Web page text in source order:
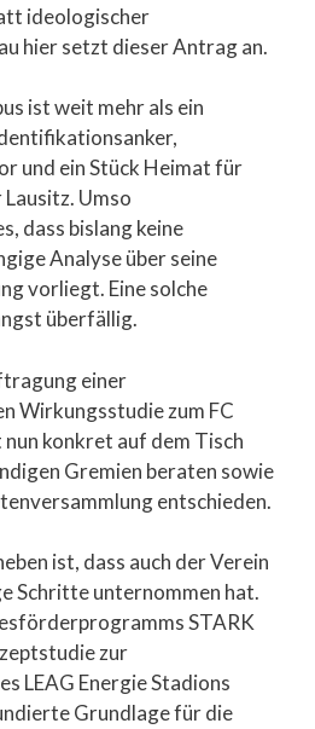
ideologischer
hier setzt dieser Antrag an.
ist weit mehr als ein
und ein Stück Heimat für
Umso
dass bislang keine
Analyse über seine
vorliegt. Eine solche
überfällig.
einer
Wirkungsstudie zum FC
konkret auf dem Tisch
Gremien beraten sowie
entschieden.
ist, dass auch der Verein
Schritte unternommen hat.
STARK
zur
LEAG Energie Stadions
Grundlage für die